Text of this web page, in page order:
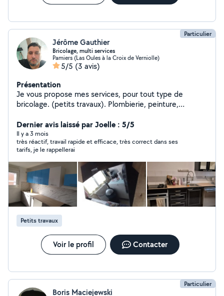
Particulier
Jérôme Gauthier
Bricolage, multi services
Pamiers (Las Oules à la Croix de Verniolle)
5/5 (3 avis)
Présentation
Je vous propose mes services, pour tout type de
bricolage. (petits travaux). Plombierie, peinture,
( plaque de cuisson, hotte de cuisine etc).
Dernier avis laissé par Joelle : 5/5
Il y a 3 mois
très réactif, travail rapide et efficace, très correct dans ses
tarifs, je le rappellerai
Petits travaux
Voir le profil Contacter
Particulier
Boris Maciejewski